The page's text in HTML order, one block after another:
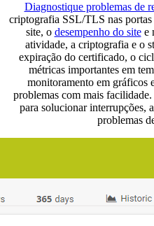
Diagnostique problemas de
criptografia SSL/TLS nas
site, o desempenho do sitee
atividade, a criptografia e o
expiração do certificado, o
métricas importantes em
monitoramento em gráficos
problemas com mais facilidade.
para solucionar interrupções,
problemas